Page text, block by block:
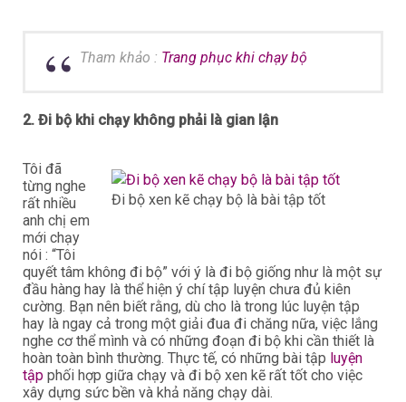
Tham khảo : Trang phục khi chạy bộ
2. Đi bộ khi chạy không phải là gian lận
Đi bộ xen kẽ chạy bộ là bài tập tốt
Tôi đã
từng nghe
rất nhiều
anh chị em
mới chạy
nói : “Tôi
quyết tâm không đi bộ” với ý là đi bộ giống như là một sự
đầu hàng hay là thể hiện ý chí tập luyện chưa đủ kiên
cường. Bạn nên biết rằng, dù cho là trong lúc luyện tập
hay là ngay cả trong một giải đua đi chăng nữa, việc lắng
nghe cơ thể mình và có những đoạn đi bộ khi cần thiết là
hoàn toàn bình thường. Thực tế, có những bài tập luyện
tập phối hợp giữa chạy và đi bộ xen kẽ rất tốt cho việc
xây dựng sức bền và khả năng chạy dài.